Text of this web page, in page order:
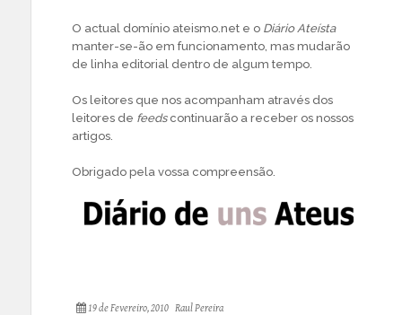
O actual domínio ateismo.net e o Diário Ateísta
manter-se-ão em funcionamento, mas mudarão
de linha editorial dentro de algum tempo.
Os leitores que nos acompanham através dos
leitores de feedscontinuarão a receber os nossos
artigos.
Obrigado pela vossa compreensão.
19 de Fevereiro, 2010 Raul Pereira